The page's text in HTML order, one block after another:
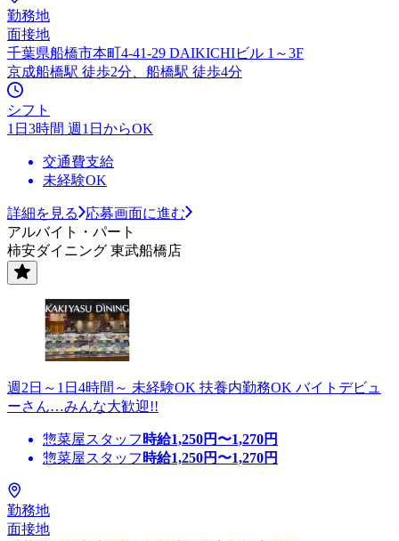
勤務地
面接地
千葉県船橋市本町4-41-29 DAIKICHIビル 1～3F
京成船橋駅 徒歩2分、船橋駅 徒歩4分
シフト
1日3時間 週1日からOK
交通費支給
未経験OK
詳細を見る
応募画面に進む
アルバイト・パート
柿安ダイニング 東武船橋店
週2日～1日4時間～ 未経験OK 扶養内勤務OK バイトデビュ
ーさん…みんな大歓迎!!
惣菜屋スタッフ 時給1,250円〜1,270円
惣菜屋スタッフ 時給1,250円〜1,270円
勤務地
面接地